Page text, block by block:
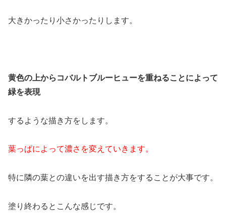
大きかったり小さかったりします。
黄色の上からコバルトブルーヒューを重ねることによって
緑を表現
するような描き方をします。
葉っぱによって濃さを変えていきます。
特に隣の葉との違いを出す描き方をすることが大事です。
塗り終わるとこんな感じです。